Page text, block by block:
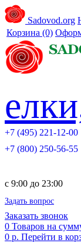
Sadovod.org
Корзина (0)
+7 (495) 221-12-00
+7 (800) 250-56-55
c 9:00 до 23:00
Задать вопрос
Заказать звонок
0 Товаров на
0 р. Перейти в